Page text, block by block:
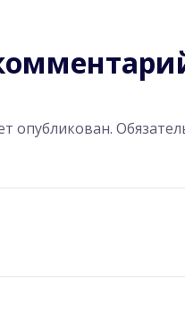
опубликован.